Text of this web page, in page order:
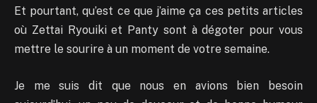
Et pourtant, qu’est ce que j’aime ça ces petits articles
où Zettai Ryouiki et Panty sont à dégoter pour vous
mettre le sourire à un moment de votre semaine.
Je me suis dit que nous en avions bien besoin